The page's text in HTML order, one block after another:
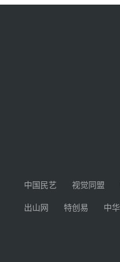
中国民艺 视觉同盟
出山网 特创易 中